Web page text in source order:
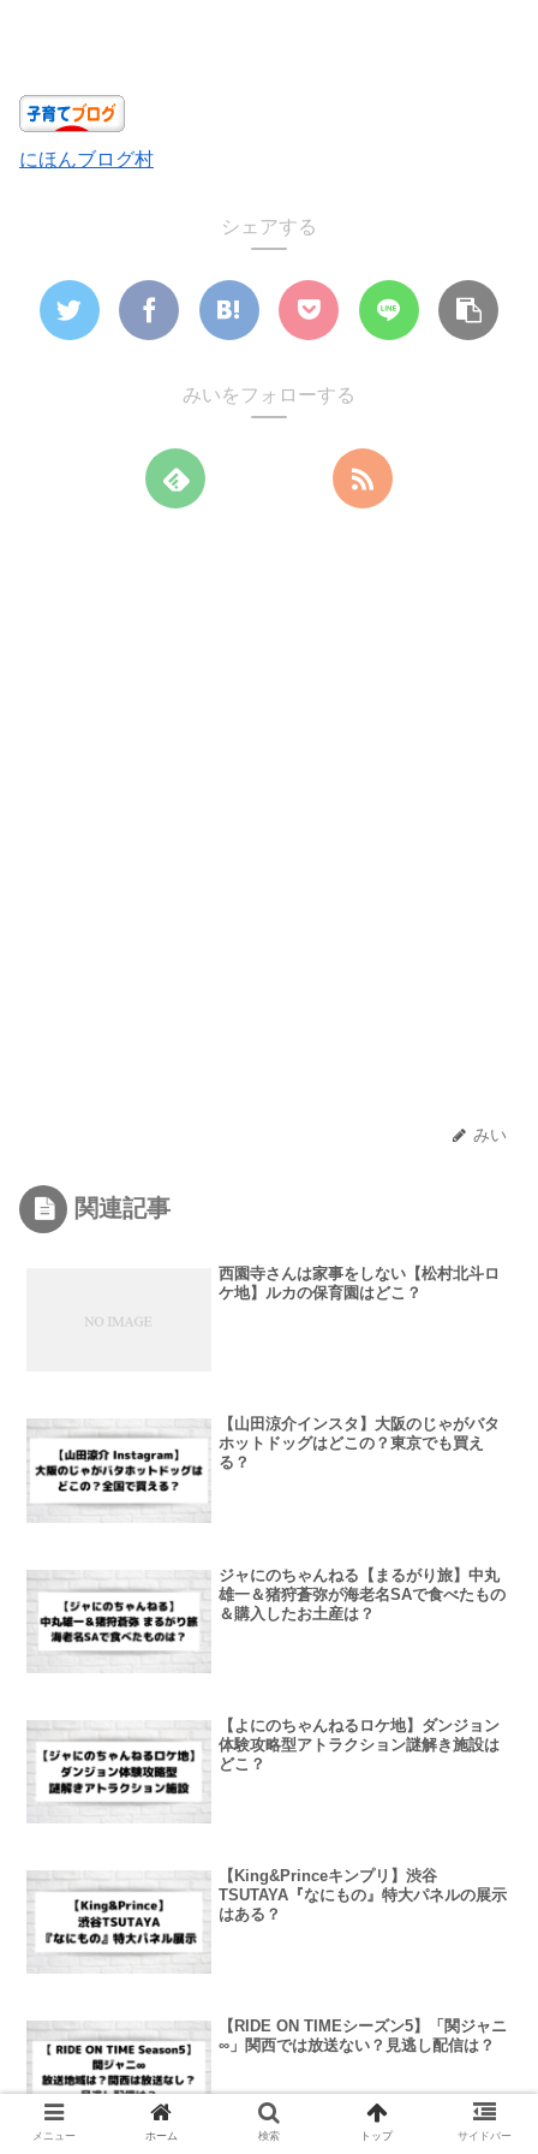
にほんブログ村
シェアする
みいをフォローする
みい
関連記事
西園寺さんは家事をしない【松村北斗ロ
ケ地】ルカの保育園はどこ？
【山田涼介インスタ】大阪のじゃがバタ
ホットドッグはどこの？東京でも買え
る？
ジャにのちゃんねる【まるがり旅】中丸
雄一＆猪狩蒼弥が海老名SAで食べたもの
＆購入したお土産は？
【よにのちゃんねるロケ地】ダンジョン
体験攻略型アトラクション謎解き施設は
どこ？
【King&Princeキンプリ】渋谷
TSUTAYA『なにもの』特大パネルの展示
はある？
【RIDE ON TIMEシーズン5】「関ジャニ
∞」関西では放送ない？見逃し配信は？
メニュー ホーム 検索 トップ サイドバー